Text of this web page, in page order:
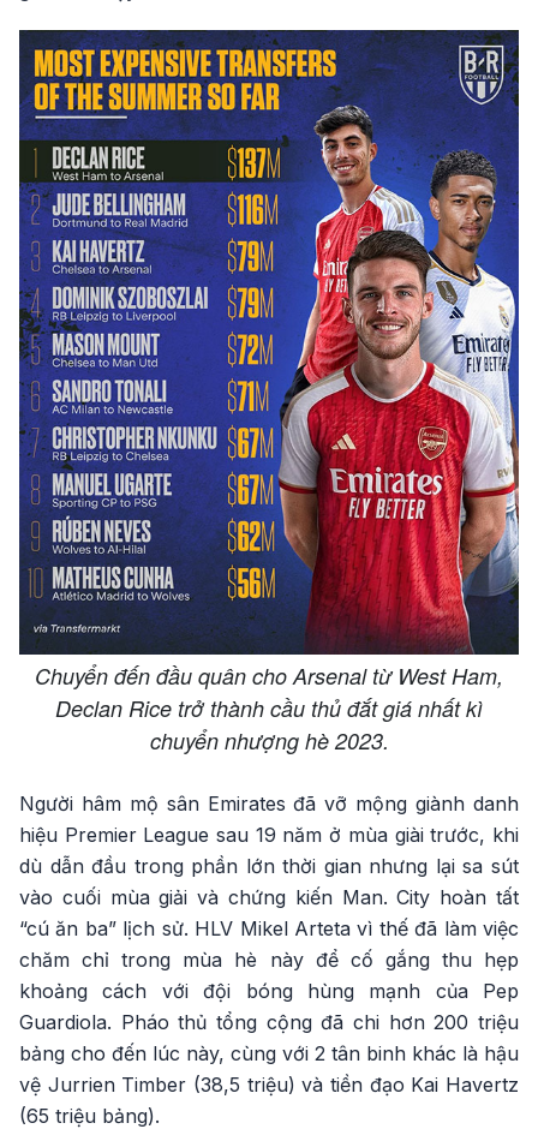
Chuyển đến đầu quân cho Arsenal từ West Ham,
Declan Rice trở thành cầu thủ đắt giá nhất kì
chuyển nhượng hè 2023.
Người hâm mộ sân Emirates đã vỡ mộng giành danh
hiệu Premier League sau 19 năm ở mùa giài trước, khi
dù dẫn đầu trong phần lớn thời gian nhưng lại sa sút
vào cuối mùa giải và chứng kiến Man. City hoàn tất
“cú ăn ba” lịch sử. HLV Mikel Arteta vì thế đã làm việc
chăm chỉ trong mùa hè này để cố gắng thu hẹp
khoảng cách với đội bóng hùng mạnh của Pep
Guardiola. Pháo thủ tổng cộng đã chi hơn 200 triệu
bảng cho đến lúc này, cùng với 2 tân binh khác là hậu
vệ Jurrien Timber (38,5 triệu) và tiền đạo Kai Havertz
(65 triệu bảng).